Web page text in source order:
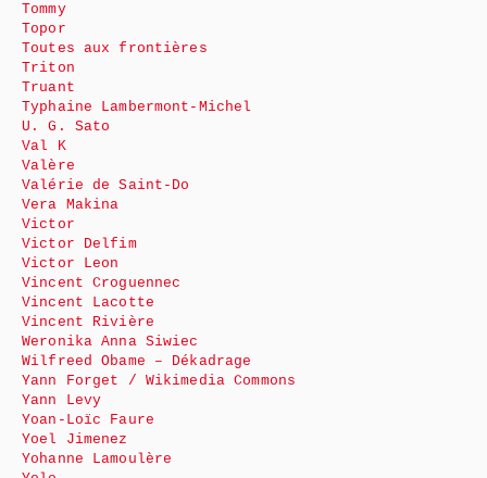
Tommy
Topor
Toutes aux frontières
Triton
Truant
Typhaine Lambermont-Michel
U. G. Sato
Val K
Valère
Valérie de Saint-Do
Vera Makina
Victor
Victor Delfim
Victor Leon
Vincent Croguennec
Vincent Lacotte
Vincent Rivière
Weronika Anna Siwiec
Wilfreed Obame – Dékadrage
Yann Forget / Wikimedia Commons
Yann Levy
Yoan-Loïc Faure
Yoel Jimenez
Yohanne Lamoulère